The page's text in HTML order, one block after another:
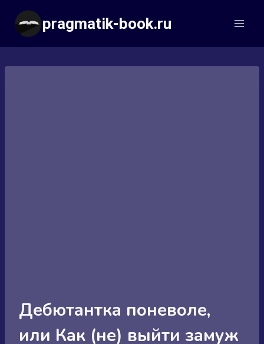
Перейти
содержимому
pragmatik-book.ru
Дебютантка поневоле,
или Как (не) выйти замуж